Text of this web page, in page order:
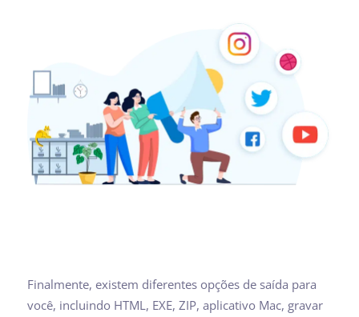
Finalmente, existem diferentes opções de saída para
você, incluindo HTML, EXE, ZIP, aplicativo Mac, gravar